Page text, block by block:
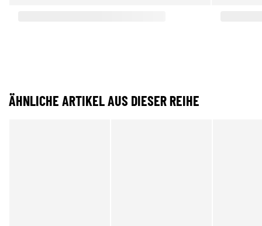
ÄHNLICHE ARTIKEL AUS DIESER REIHE